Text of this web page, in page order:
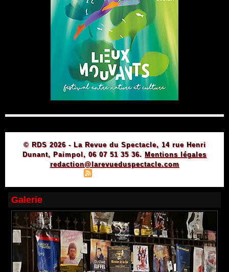
© RDS 2026 - La Revue du Spectacle, 14 rue Henri
Dunant, Paimpol, 06 07 51 35 36. Mentions légales
redaction@larevueduspectacle.com
Galerie